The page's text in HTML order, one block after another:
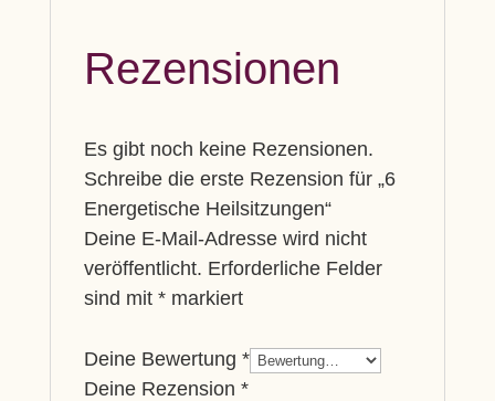
Rezensionen
Es gibt noch keine Rezensionen.
Schreibe die erste Rezension für „6
Energetische Heilsitzungen“
Deine E-Mail-Adresse wird nicht
veröffentlicht. Erforderliche Felder
sind mit *markiert
Deine Bewertung *
Deine Rezension *